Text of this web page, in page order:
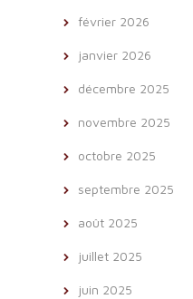
février 2026
janvier 2026
décembre 2025
novembre 2025
octobre 2025
septembre 2025
août 2025
juillet 2025
juin 2025